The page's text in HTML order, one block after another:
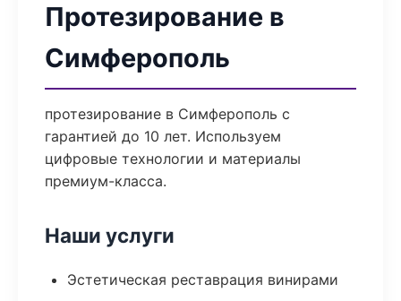
Протезирование в
Симферополь
протезирование в Симферополь с
гарантией до 10 лет. Используем
цифровые технологии и материалы
премиум-класса.
Наши услуги
Эстетическая реставрация винирами